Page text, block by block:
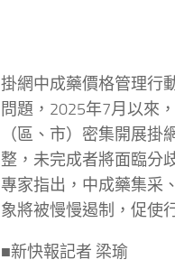
掛網中成藥價格管理行
問題，2025年7月以來
（區、市）密集開展
整，未完成者將面臨分
專家指出，中成藥集采
象將被慢慢遏制，促使
■新快報記者 梁瑜